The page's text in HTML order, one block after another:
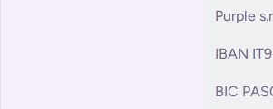
Purple
IBAN
BIC